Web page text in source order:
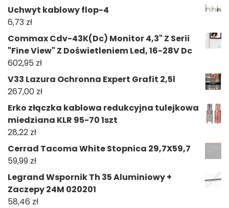
Uchwyt kablowy flop-4
6,73 zł
Commax Cdv-43K(Dc) Monitor 4,3" Z Serii
"Fine View" Z Doświetleniem Led, 16-28V Dc
602,95 zł
V33 Lazura Ochronna Expert Grafit 2,5l
267,00 zł
Erko złączka kablowa redukcyjna tulejkowa
miedziana KLR 95-70 1szt
28,22 zł
Cerrad Tacoma White Stopnica 29,7X59,7
59,99 zł
Legrand Wspornik Th 35 Aluminiowy +
Zaczepy 24M 020201
58,46 zł